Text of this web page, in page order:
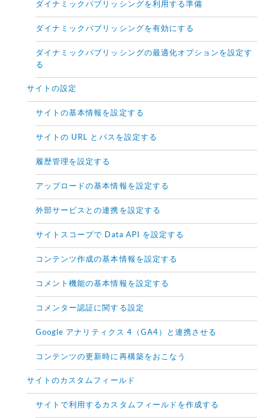
ダイナミックパブリッシングを利用する準備
ダイナミックパブリッシングを有効にする
ダイナミックパブリッシングの最適化オプションを設定す
る
サイトの設定
サイトの基本情報を設定する
サイトの URL とパスを設定する
履歴管理を設定する
アップロードの基本情報を設定する
外部サービスとの連携を設定する
サイトスコープで Data API を設定する
コンテンツ作成の基本情報を設定する
コメント機能の基本情報を設定する
コメンター認証に関する設定
Google アナリティクス 4（GA4）と連携させる
コンテンツの更新時に再構築をおこなう
サイトのカスタムフィールド
サイトで利用するカスタムフィールドを作成する